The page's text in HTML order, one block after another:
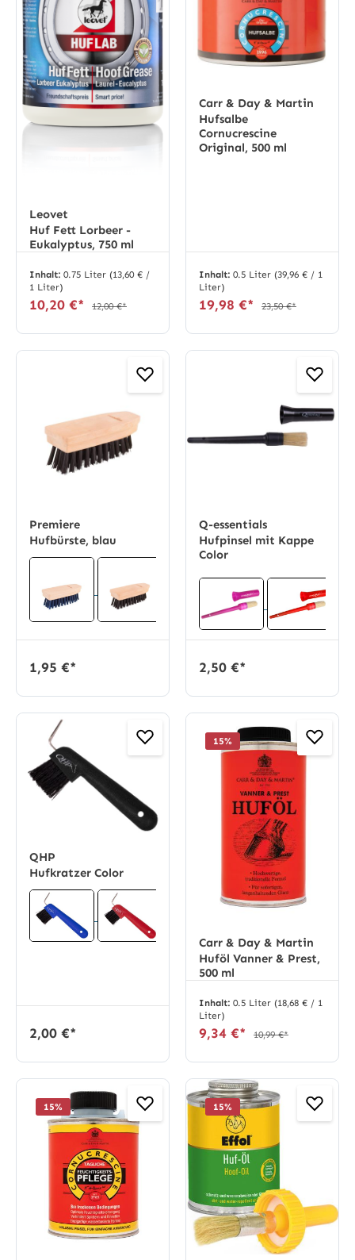
Leovet
Huf Fett Lorbeer -
Eukalyptus, 750 ml
Inhalt: 0.75 Liter (13,60 € /
1 Liter)
10,20 €* 12,00 €*
Carr & Day & Martin
Hufsalbe
Cornucrescine
Original, 500 ml
Inhalt: 0.5 Liter (39,96 € / 1
Liter)
19,98 €* 23,50 €*
Premiere
Hufbürste, blau
1,95 €*
Q-essentials
Hufpinsel mit Kappe
Color
2,50 €*
QHP
Hufkratzer Color
2,00 €*
15%
Carr & Day & Martin
Huföl Vanner & Prest,
500 ml
Inhalt: 0.5 Liter (18,68 € / 1
Liter)
9,34 €* 10,99 €*
15% 15%